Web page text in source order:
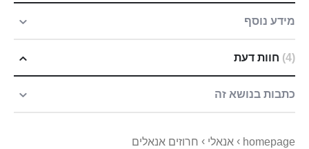
מידע נוסף
4 חוות דעת
כתבות בנושא זה
homepage
› אנאלי › חרוזים אנאלים